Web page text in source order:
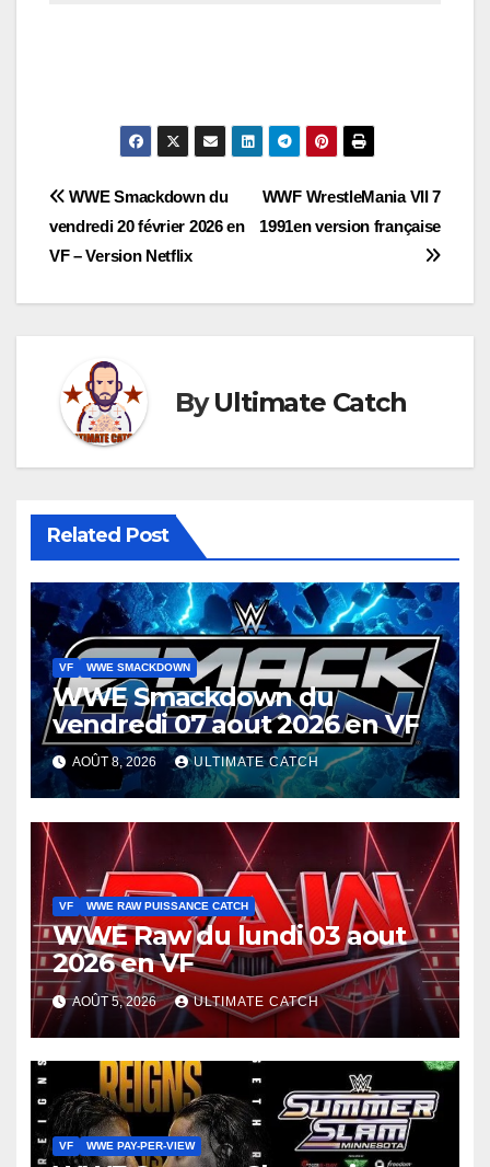
Navigation
de
l’article
WWF WrestleMania VII 7
1991en version française
WWE Smackdown du
vendredi 20 février 2026 en
VF – Version Netflix
ByUltimate Catch
Related Post
VF WWE SMACKDOWN
WWE Smackdown du
vendredi 07 aout 2026 en VF
AOÛT 8, 2026 ULTIMATE CATCH
VF WWE RAW PUISSANCE CATCH
WWE Raw du lundi 03 aout
2026 en VF
AOÛT 5, 2026 ULTIMATE CATCH
VF WWE PAY-PER-VIEW